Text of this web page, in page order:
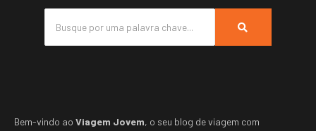
Bem-vindo ao Viagem Jovem, o seu blog de viagem com